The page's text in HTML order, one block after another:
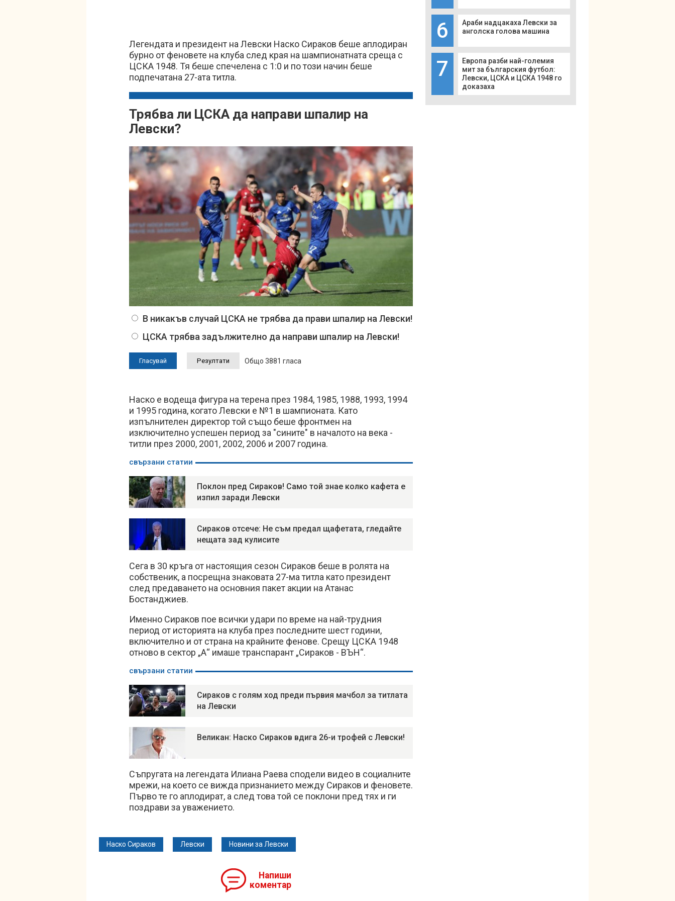
Легендата и президент на Левски Наско Сираков беше аплодиран
бурно от феновете на клуба след края на шампионатната среща с
ЦСКА 1948. Тя беше спечелена с 1:0 и по този начин беше
подпечатана 27-ата титла.
Трябва ли ЦСКА да направи шпалир на
Левски?
В никакъв случай ЦСКА не трябва да прави шпалир на Левски!
ЦСКА трябва задължително да направи шпалир на Левски!
Общо 3881 гласа
Наско е водеща фигура на терена през 1984, 1985, 1988, 1993, 1994
и 1995 година, когато Левски е №1 в шампионата. Като
изпълнителен директор той също беше фронтмен на
изключително успешен период за "сините" в началото на века -
титли през 2000, 2001, 2002, 2006 и 2007 година.
свързани статии
Поклон пред Сираков! Само той знае колко кафета е
изпил заради Левски
Сираков отсече: Не съм предал щафетата, гледайте
нещата зад кулисите
Сега в 30 кръга от настоящия сезон Сираков беше в ролята на
собственик, а посрещна знаковата 27-ма титла като президент
след предаването на основния пакет акции на Атанас
Бостанджиев.
Именно Сираков пое всички удари по време на най-трудния
период от историята на клуба през последните шест години,
включително и от страна на крайните фенове. Срещу ЦСКА 1948
отново в сектор „А“ имаше транспарант „Сираков - ВЪН“.
свързани статии
Сираков с голям ход преди първия мачбол за титлата
на Левски
Великан: Наско Сираков вдига 26-и трофей с Левски!
Съпругата на легендата Илиана Раева сподели видео в социалните
мрежи, на което се вижда признанието между Сираков и феновете.
Първо те го аплодират, а след това той се поклони пред тях и ги
поздрави за уважението.
Наско Сираков Левски Новини за Левски
Напиши
коментар
6
Араби надцакаха Левски за
анголска голова машина
7
Европа разби най-големия
мит за българския футбол:
Левски, ЦСКА и ЦСКА 1948 го
доказаха